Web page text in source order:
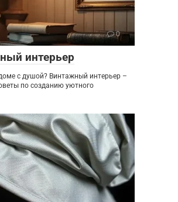
0
интерьер
с душой? Винтажный интерьер –
по созданию уютного